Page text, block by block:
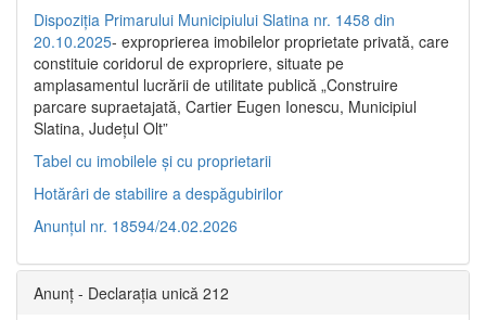
Dispoziția Primarului Municipiului Slatina nr. 1458 din
20.10.2025- exproprierea imobilelor proprietate privată, care
constituie coridorul de expropriere, situate pe
amplasamentul lucrării de utilitate publică „Construire
parcare supraetajată, Cartier Eugen Ionescu, Municipiul
Slatina, Județul Olt”
Tabel cu imobilele și cu proprietarii
Hotărâri de stabilire a despăgubirilor
Anunțul nr. 18594/24.02.2026
Anunț - Declarația unică 212